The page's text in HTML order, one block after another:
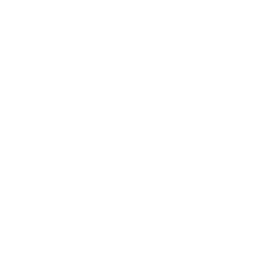
pero muchas veces
muchas horas a este
por sí mismas.
exceso de esfuerzo en
sino de aplicar
del 80/20 o ley de